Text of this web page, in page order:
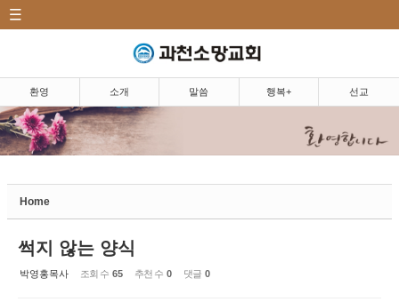
환영 소개 말씀 행복+ 선교
Home
썩지 않는 양식
박영홍목사 조회 수 65 추천 수 0 댓글 0
소개|Introduction
말씀|Message
5분 설교
찬양
Sketchbook5, 스케치북5
Sketchbook5, 스케치북5